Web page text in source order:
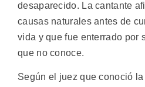
desaparecido. La cantante
causas naturales antes de
vida y que fue enterrado por
que no conoce.
Según el juez que conoció